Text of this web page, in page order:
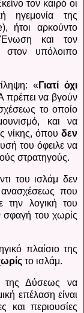
τον καιρό οι
ηγεμονία της
), ήτοι αρκούντο
Ένωση και τον
στον υπόλοιπο
«Γιατί όχι
πρέπει να βγούν
το οποίο
και να
νίκης, όπου δεν
του όφειλε να
στρατηγούς.
του ισλάμ δεν
ανασχέσεως που
την λογική του
σφαγή του χωρίς
πλαίσιο της
το ισλάμ.
της Δύσεως να
επέλαση είναι
και περιουσίες